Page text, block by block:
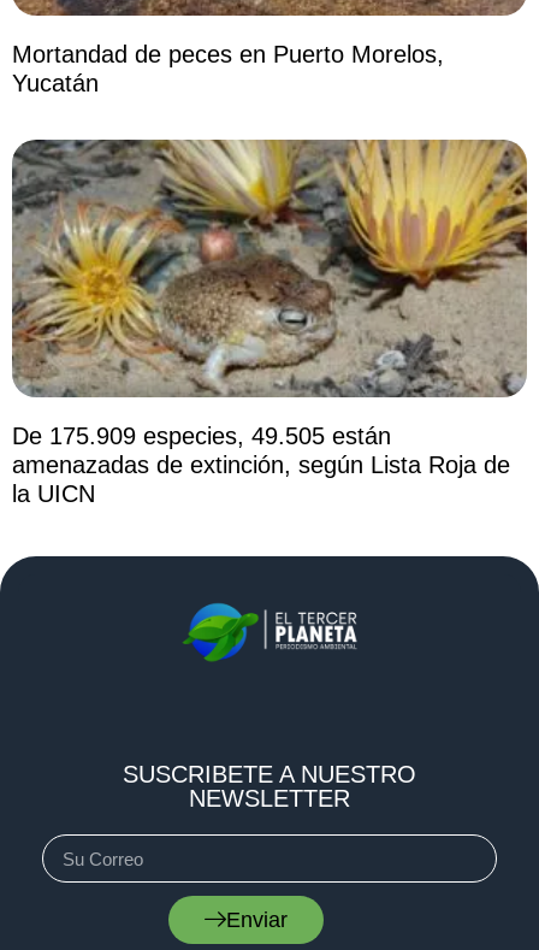
Mortandad de peces en Puerto Morelos,
Yucatán
De 175.909 especies, 49.505 están
amenazadas de extinción, según Lista Roja de
la UICN
SUSCRIBETE A NUESTRO
NEWSLETTER
Enviar